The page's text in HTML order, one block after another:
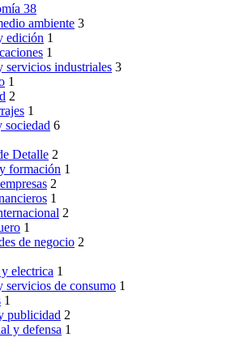
38
ambiente 3
edición 1
1
servicios industriales 3
1
2
1
sociedad 6
Detalle 2
formación 1
2
1
2
1
de negocio 2
electrica 1
servicios de consumo 1
1
publicidad 2
y defensa 1